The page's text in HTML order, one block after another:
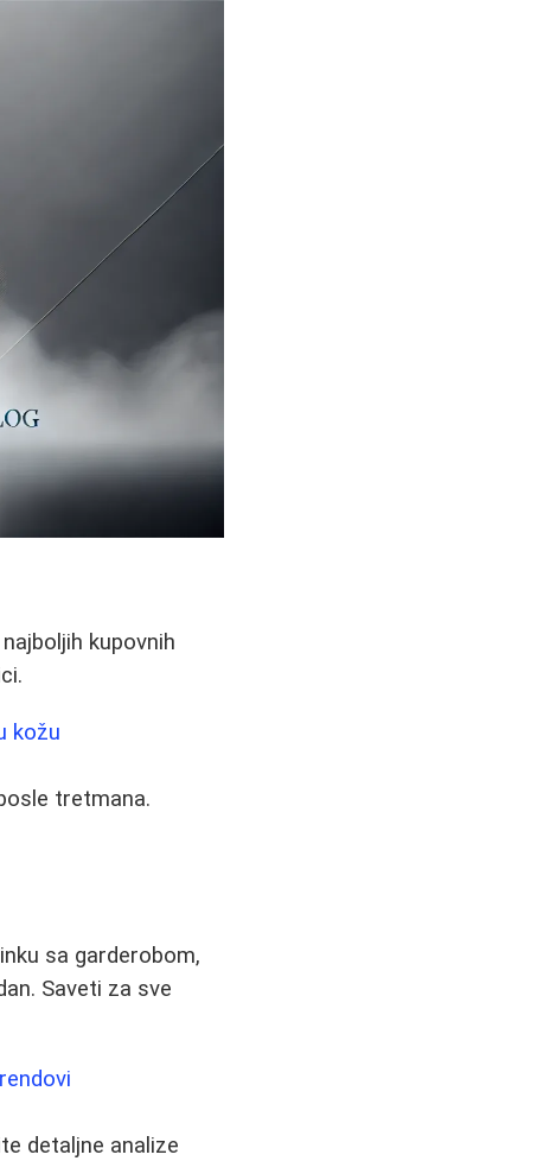
kupovnih
kožu
tretmana.
sa garderobom,
Saveti za sve
detaljne analize